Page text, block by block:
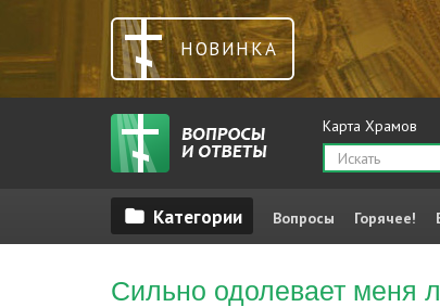
НОВИНКА
Карта Храмов
Вопросы Горячее!
Сильно одолевает меня